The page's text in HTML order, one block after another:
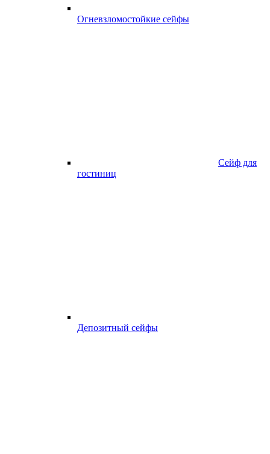
Огневзломостойкие сейфы
Сейф для
гостиниц
Депозитный сейфы